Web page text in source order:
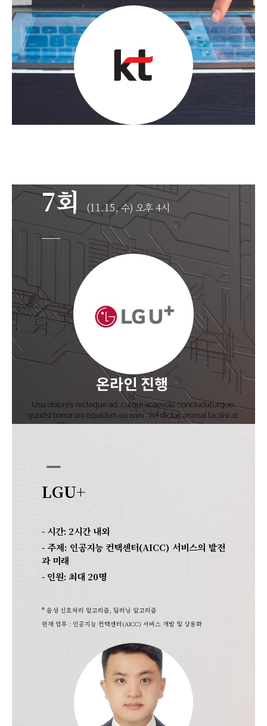
7회 (11.15, 수) 오후 4시
온라인 진행
Usu dolores recteque ad, cu qui scaevola concludaturque,
quodsi bonorum equidem ea eam. Vel dictas animal facilisi at.
remove
LGU+
- 시간: 2시간 내외
- 주제: 인공지능 컨택센터(AICC) 서비스의 발전
과 미래
- 인원: 최대 20명
* 음성 신호처리 알고리즘, 딥러닝 알고리즘
현재 업무 : 인공지능 컨택센터(AICC) 서비스 개발 및 상용화